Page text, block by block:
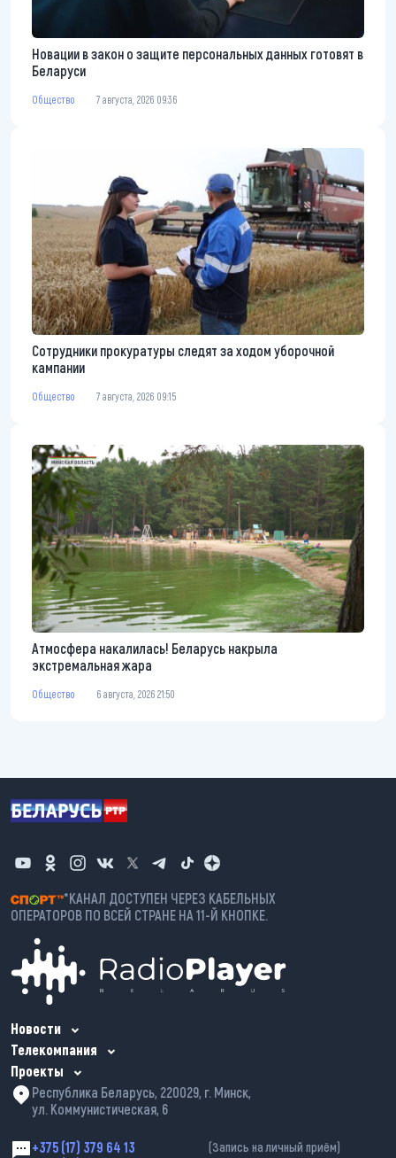
Новации в закон о защите персональных данных готовят в
Беларуси
Общество 7 августа, 2026 09:36
Сотрудники прокуратуры следят за ходом уборочной
кампании
Общество 7 августа, 2026 09:15
Атмосфера накалилась! Беларусь накрыла
экстремальная жара
Общество 6 августа, 2026 21:50
*КАНАЛ ДОСТУПЕН ЧЕРЕЗ КАБЕЛЬНЫХ
ОПЕРАТОРОВ ПО ВСЕЙ СТРАНЕ НА 11-Й КНОПКЕ.
Новости
Телекомпания
Проекты
Республика Беларусь, 220029, г. Минск,
ул. Коммунистическая, 6
+375 (17) 379 64 13 (Запись на личный приём)